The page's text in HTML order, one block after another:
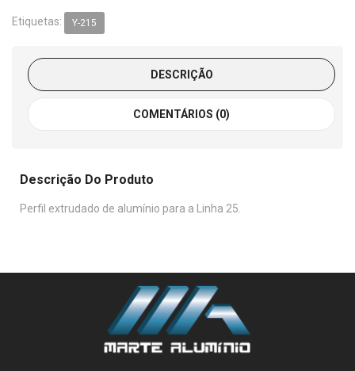
Etiquetas: Y-215
DESCRIÇÃO
COMENTÁRIOS (0)
Descrição Do Produto
Perfil extrudado de alumínio para a Linha 25.